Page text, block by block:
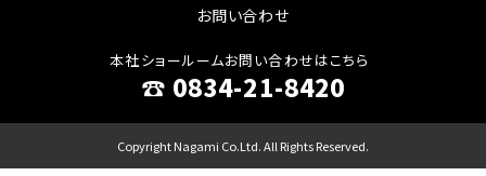
お問い合わせ
本社ショールームお問い合わせはこちら
☎︎ 0834-21-8420
Copyright Nagami Co.Ltd. All Rights Reserved.